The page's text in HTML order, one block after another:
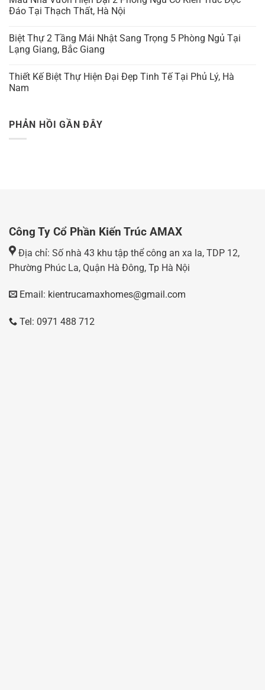
Đáo Tại Thạch Thất, Hà Nội
Biệt Thự 2 Tầng Mái Nhật Sang Trọng 5 Phòng Ngủ Tại
Lạng Giang, Bắc Giang
Thiết Kế Biệt Thự Hiện Đại Đẹp Tinh Tế Tại Phủ Lý, Hà
Nam
PHẢN HỒI GẦN ĐÂY
Công Ty Cổ Phần Kiến Trúc AMAX
Địa chỉ: Số nhà 43 khu tập thể công an xa la, TDP 12,
Phường Phúc La, Quận Hà Đông, Tp Hà Nội
Email: kientrucamaxhomes@gmail.com
Tel: 0971 488 712